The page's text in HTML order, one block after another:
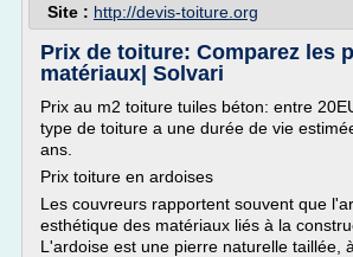
Site : http://devis-toiture.org
Prix de toiture: Comparez les
matériaux| Solvari
Prix au m2 toiture tuiles béton: entre
type de toiture a une durée de vie
ans.
Prix toiture en ardoises
Les couvreurs rapportent souvent que
esthétique des matériaux liés à la
L'ardoise est une pierre naturelle taillée,